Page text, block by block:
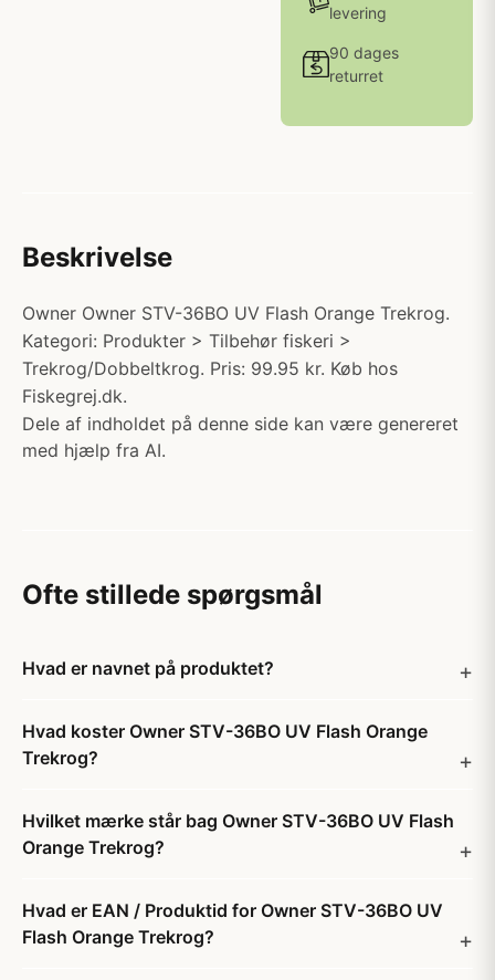
levering
90 dages
returret
Beskrivelse
Owner Owner STV-36BO UV Flash Orange Trekrog.
Kategori: Produkter > Tilbehør fiskeri >
Trekrog/Dobbeltkrog. Pris: 99.95 kr. Køb hos
Fiskegrej.dk.
Dele af indholdet på denne side kan være genereret
med hjælp fra AI.
Ofte stillede spørgsmål
Hvad er navnet på produktet?
Hvad koster Owner STV-36BO UV Flash Orange
Trekrog?
Hvilket mærke står bag Owner STV-36BO UV Flash
Orange Trekrog?
Hvad er EAN / Produktid for Owner STV-36BO UV
Flash Orange Trekrog?